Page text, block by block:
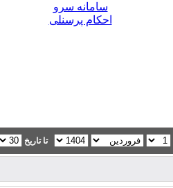
سامانه سرو
احکام پرسنلی
تا تاریخ